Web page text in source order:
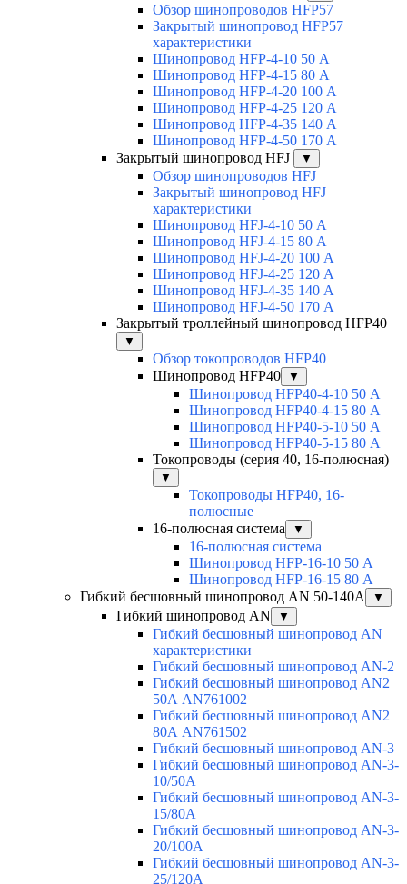
Обзор шинопроводов HFP57
Закрытый шинопровод HFP57
характеристики
Шинопровод HFP-4-10 50 А
Шинопровод HFP-4-15 80 А
Шинопровод HFP-4-20 100 А
Шинопровод HFP-4-25 120 А
Шинопровод HFP-4-35 140 А
Шинопровод HFP-4-50 170 А
Закрытый шинопровод HFJ
▼
Обзор шинопроводов HFJ
Закрытый шинопровод HFJ
характеристики
Шинопровод HFJ-4-10 50 А
Шинопровод HFJ-4-15 80 А
Шинопровод HFJ-4-20 100 А
Шинопровод HFJ-4-25 120 А
Шинопровод HFJ-4-35 140 А
Шинопровод HFJ-4-50 170 А
Закрытый троллейный шинопровод HFP40
▼
Обзор токопроводов HFP40
Шинопровод HFP40
▼
Шинопровод HFP40-4-10 50 А
Шинопровод HFP40-4-15 80 А
Шинопровод HFP40-5-10 50 А
Шинопровод HFP40-5-15 80 А
Токопроводы (серия 40, 16-полюсная)
▼
Токопроводы HFP40, 16-
полюсные
16-полюсная система
▼
16-полюсная система
Шинопровод HFP-16-10 50 А
Шинопровод HFP-16-15 80 А
Гибкий бесшовный шинопровод AN 50-140А
▼
Гибкий шинопровод AN ▼
Гибкий бесшовный шинопровод AN
характеристики
Гибкий бесшовный шинопровод AN-2
Гибкий бесшовный шинопровод AN2
50А AN761002
Гибкий бесшовный шинопровод AN2
80А AN761502
Гибкий бесшовный шинопровод AN-3
Гибкий бесшовный шинопровод AN-3-
10/50A
Гибкий бесшовный шинопровод AN-3-
15/80A
Гибкий бесшовный шинопровод AN-3-
20/100A
Гибкий бесшовный шинопровод AN-3-
25/120A